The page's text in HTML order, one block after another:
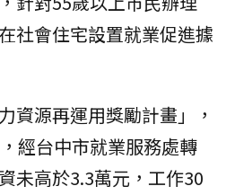
社會住宅設置就業促進據
資源再運用獎勵計畫」，
經台中市就業服務處轉
未高於3.3萬元，工作30